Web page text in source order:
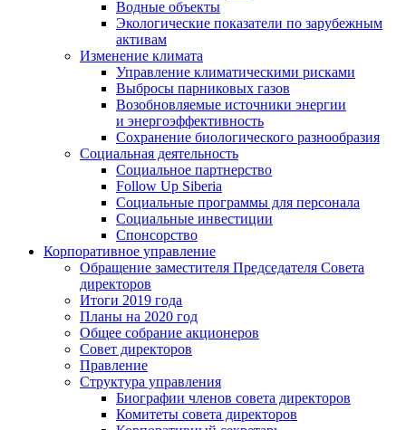
Водные объекты
Экологические показатели по зарубежным
активам
Изменение климата
Управление климатическими рисками
Выбросы парниковых газов
Возобновляемые источники энергии
и энергоэффективность
Сохранение биологического разнообразия
Социальная деятельность
Социальное партнерство
Follow Up Siberia
Социальные программы для персонала
Социальные инвестиции
Спонсорство
Корпоративное управление
Обращение заместителя Председателя Совета
директоров
Итоги 2019 года
Планы на 2020 год
Общее собрание акционеров
Совет директоров
Правление
Структура управления
Биографии членов совета директоров
Комитеты совета директоров